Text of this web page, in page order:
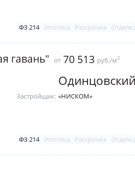
ФЗ 214 Ипотека Рассрочка
гавань" от 70 513 руб./м2
Застройщик: «НИСКОМ»
ФЗ 214 Ипотека Рассрочка